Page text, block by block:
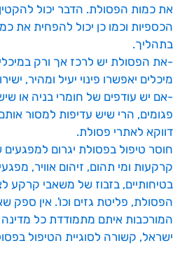
את כמות הפסולת. הדבר יכול
הכספיות וכמו כן יכול להפחית את
בתהליך.
-את הפסולת יש לרכז אך ורק
מיכלים יאפשרו פינוי יעיל ומהיר,
-אם יש עודפים של חומרי בניה או
פגומים, הרי שיש עדיפות למסור
דווקא לאתרי פסולת.
חוסר טיפול בפסולת יגרום למפגעים
קרקעות ומי תהום, זיהום אוויר,
בטיחותיים, בזבוז של משאבי קרקע
הפסולת, פליטת גזים וכו'. אין ספק
המורכבות איתם מתמודדת כל
ישראל, קשורה לסוגיית הטיפול